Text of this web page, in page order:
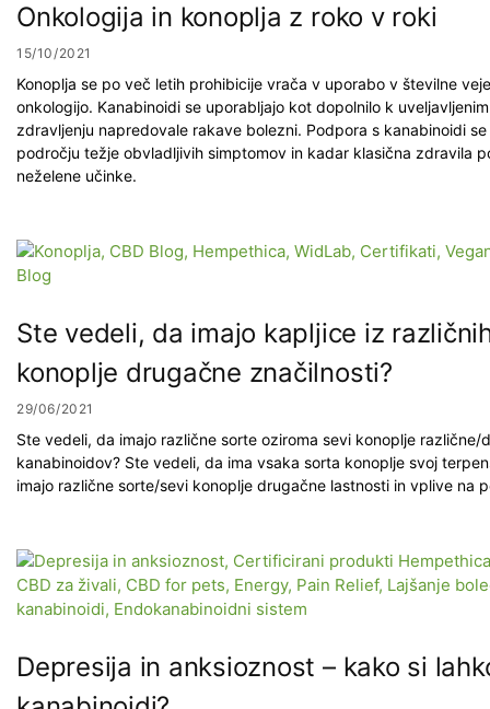
Onkologija in konoplja z roko v roki
15/10/2021
Konoplja se po več letih prohibicije vrača v uporabo v številne
onkologijo. Kanabinoidi se uporabljajo kot dopolnilo k
zdravljenju napredovale rakave bolezni. Podpora s kanabinoidi
področju težje obvladljivih simptomov in kadar klasična zdravila
neželene učinke.
Ste vedeli, da imajo kapljice iz
konoplje drugačne značilnosti?
29/06/2021
Ste vedeli, da imajo različne sorte oziroma sevi konoplje različne/
kanabinoidov? Ste vedeli, da ima vsaka sorta konoplje svoj
imajo različne sorte/sevi konoplje drugačne lastnosti in vplive na
Depresija in anksioznost – kako si